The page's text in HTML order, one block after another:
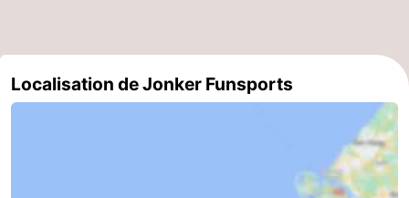
mini-
bien-
&
Nature
Localisation de Jonker Funsports